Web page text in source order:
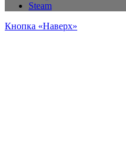
Steam
Кнопка «Наверх»